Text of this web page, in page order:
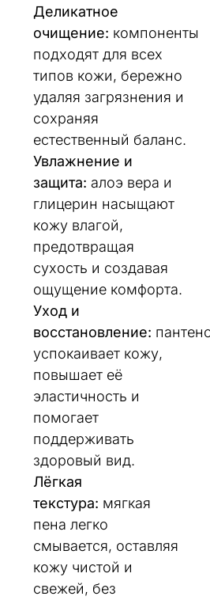
Деликатное
очищение: компоненты
подходят для всех
типов кожи, бережно
удаляя загрязнения и
сохраняя
естественный баланс.
Увлажнение и
защита: алоэ вера и
глицерин насыщают
кожу влагой,
предотвращая
сухость и создавая
ощущение комфорта.
Уход и
восстановление:
успокаивает кожу,
повышает её
эластичность и
помогает
поддерживать
здоровый вид.
Лёгкая
текстура: мягкая
пена легко
смывается, оставляя
кожу чистой и
свежей, без